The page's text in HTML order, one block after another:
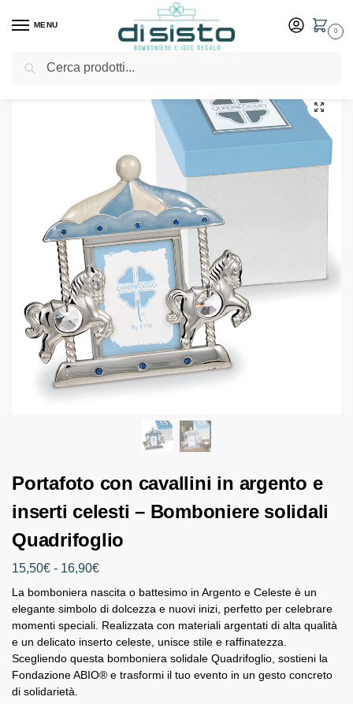
MENU
0
Home Shop Bomboniere
Portafoto con cavallini in argento e
inserti celesti – Bomboniere solidali
Quadrifoglio
15,50€ - 16,90€
La bomboniera nascita o battesimo in Argento e Celeste è un
elegante simbolo di dolcezza e nuovi inizi, perfetto per celebrare
momenti speciali. Realizzata con materiali argentati di alta qualità
e un delicato inserto celeste, unisce stile e raffinatezza.
Scegliendo questa bomboniera solidale Quadrifoglio, sostieni la
Fondazione ABIO® e trasformi il tuo evento in un gesto concreto
di solidarietà.